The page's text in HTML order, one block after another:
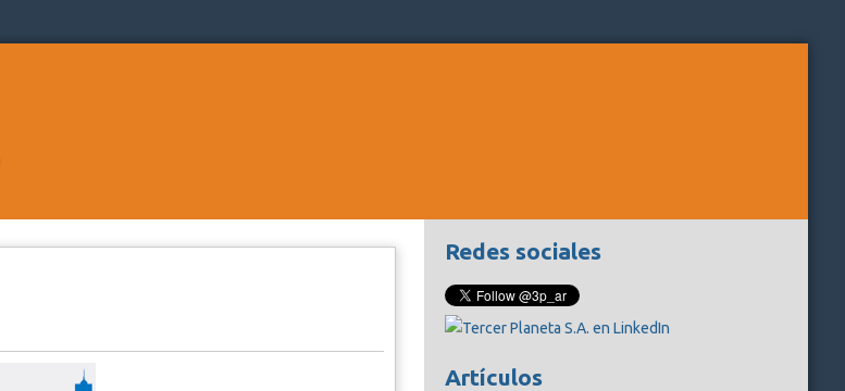
Redes sociales
Artículos